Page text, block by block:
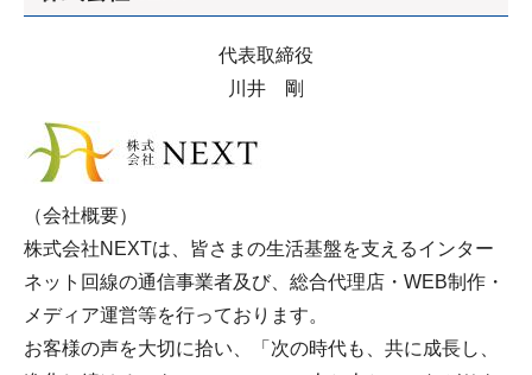
代表取締役
川井 剛
（会社概要）
株式会社NEXTは、皆さまの生活基盤を支えるインター
ネット回線の通信事業者及び、総合代理店・WEB制作・
メディア運営等を行っております。
お客様の声を大切に拾い、「次の時代も、共に成長し、